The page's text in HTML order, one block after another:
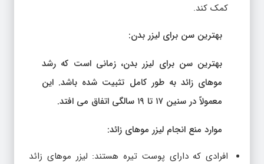
کمک کند.
بهترین سن برای لیزر بدن:
بهترین سن برای لیزر بدن، زمانی است که رشد
موهای زائد به طور کامل تثبیت شده باشد. این
معمولاً در سنین ۱۷ تا ۱۹ سالگی اتفاق می افتد.
موارد منع انجام لیزر موهای زائد:
افرادی که دارای پوست تیره هستند: لیزر موهای زائد